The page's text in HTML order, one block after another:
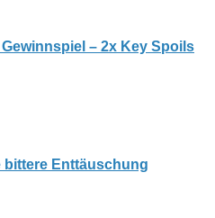
– 2x Key Spoils
bittere Enttäuschung